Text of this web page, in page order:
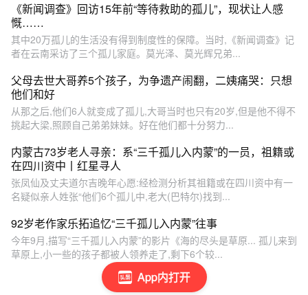
App内打开
《新闻调查》回访15年前“等待救助的孤儿”，现状让人感
慨……
其中20万孤儿的生活没有得到制度性的保障。当时,《新闻调查》记
者在云南采访了三个孤儿家庭。莫光泽、莫光辉兄弟...
父母去世大哥养5个孩子，为争遗产闹翻，二姨痛哭：只想
他们和好
从那之后,他们6人就变成了孤儿,大哥当时也只有20岁,但是他不得不
挑起大梁,照顾自己弟弟妹妹。好在他们都十分努力...
内蒙古73岁老人寻亲：系“三千孤儿入内蒙”的一员，祖籍或
在四川资中丨红星寻人
张凤仙及丈夫道尔吉晚年心愿:经检测分析其祖籍或在四川资中有一
名疑似亲人姓张“他们6个孤儿中,老大(巴特尔)找到...
92岁老作家乐拓追忆“三千孤儿入内蒙”往事
今年9月,描写“三千孤儿入内蒙”的影片《海的尽头是草原... 孤儿来到
草原上,小一些的孩子都被人领养走了,剩下6个较...